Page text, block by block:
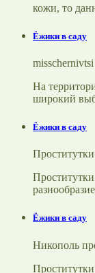
кожи, то
Ёжики в саду
На
широкий
Ёжики в саду
Ёжики в саду
Никополь